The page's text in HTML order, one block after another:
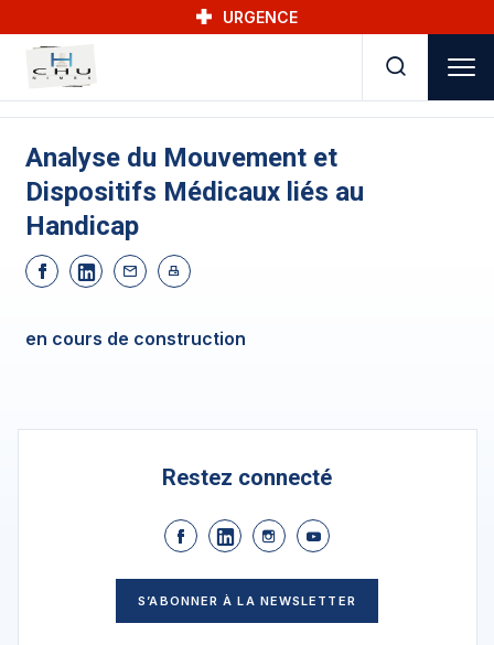
URGENCE
Analyse du Mouvement et
Dispositifs Médicaux liés au
Handicap
en cours de construction
Restez connecté
S’ABONNER À LA NEWSLETTER